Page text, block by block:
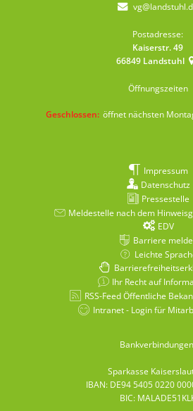
Postadresse:
Kaiserstr. 49
66849 Landstuhl
Öffnungszeiten
Klicken, um weitere Öffnungs- oder
Geschlossen: öffnet nächsten
Impressum
Datenschutz
Pressestelle
Meldestelle nach dem
EDV
Barriere
Leichte
Ihr Recht auf
RSS-Feed Öffentliche
Intranet - Login für
Sparkasse
IBAN: DE94 5405 0220
BIC: